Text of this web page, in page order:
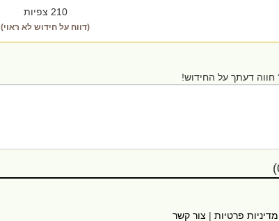
210 צפיות
(דווח על חידוש לא ראוי)
דעתך על החידוש!
מדיניות פרטיות | צור קשר